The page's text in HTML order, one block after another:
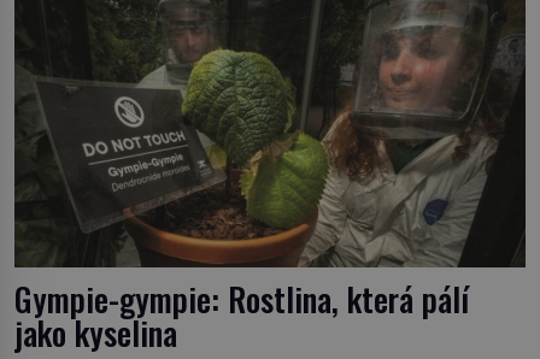
Středomoří. S oteplujícím se klimatem, vysušenou
krajinou a desetiletími lidských zásahů se z nich stává
nový evropský normál […]
Gympie-gympie: Rostlina, která pálí
jako kyselina